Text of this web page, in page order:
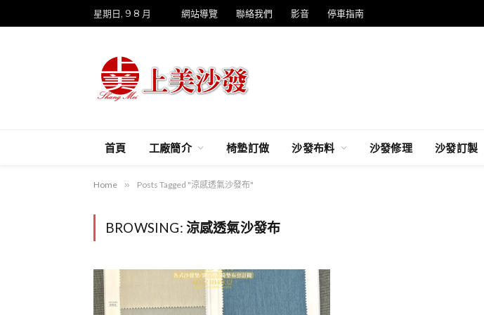
星期日, 9 8 月 網站導覽 聯絡我們 影音 停車指南
首頁 工廠簡介 椅墊訂做 沙發布料 沙發修理 沙發訂製
Home » Posts Tagged "涼感透氣沙發布"
BROWSING: 涼感透氣沙發布